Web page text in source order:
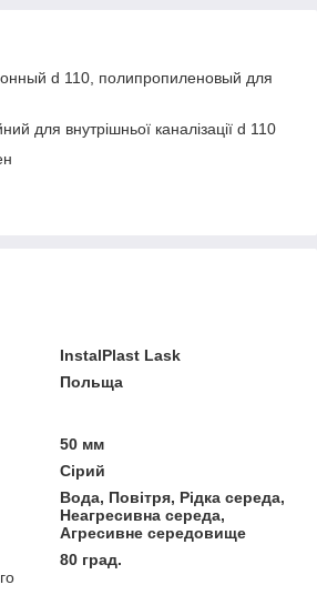
d 110, полипропиленовый для
для внутрішньої каналізації d 110
InstalPlast Lask
Польща
50 мм
Сірий
Вода, Повітря, Рідка середа,
Неагресивна середа,
Агресивне середовище
80 град.